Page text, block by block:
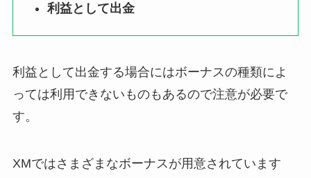
利益として出金
利益として出金する場合にはボーナスの種類によ
っては利用できないものもあるので注意が必要で
す。
XMではさまざまなボーナスが用意されています